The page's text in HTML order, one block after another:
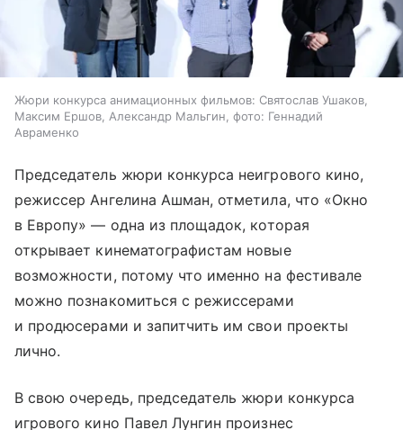
Жюри конкурса анимационных фильмов: Святослав Ушаков,
Максим Ершов, Александр Мальгин, фото: Геннадий
Авраменко
Председатель жюри конкурса неигрового кино,
режиссер Ангелина Ашман, отметила, что «Окно
в Европу» — одна из площадок, которая
открывает кинематографистам новые
возможности, потому что именно на фестивале
можно познакомиться с режиссерами
и продюсерами и запитчить им свои проекты
лично.
В свою очередь, председатель жюри конкурса
игрового кино Павел Лунгин произнес